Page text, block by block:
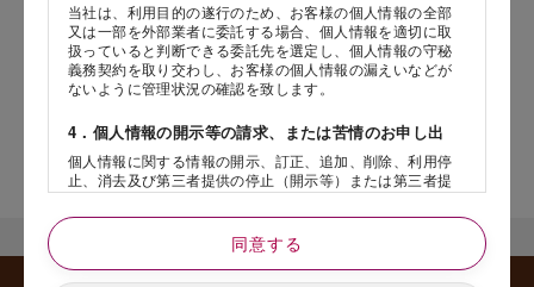
当社は、利用目的の遂行のため、お客様の個人情報の全部
又は一部を外部業者に委託する場合、個人情報を適切に取
扱っていると判断できる委託先を選定し、個人情報の守秘
義務契約を取り交わし、お客様の個人情報の漏えいなどが
ないように管理状況の確認を致します。
4．個人情報の開示等の請求、または苦情のお申し出
個人情報に関する情報の開示、訂正、追加、削除、利用停
止、消去及び第三者提供の停止（開示等）または第三者提
供記録の開示、若しくは利用目的の通知等（以下、「開示
等の請求」といいます）のご請求があった場合または苦情
のお申し出があった場合には、請求者がご本人であること
あるいは正式な代理人として認められる方であることを確
認させていただいたうえで、特別な理由のない限り合理的
同意する
店舗サービスに関するお問い合わせにつきましては、内容欄に『店
舗名』を記載いただけますと幸いです。
岳や末広がりを意味す
やつ時」という意味を込
。雄大な八ヶ岳山麓の自
れる、こだわりのスイー